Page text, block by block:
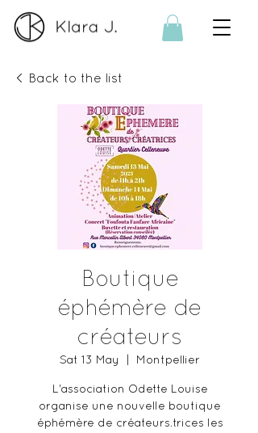
< Back to the list
Boutique
éphémère de
créateurs
Sat 13 May Montpellier
L'association Odette Louise
organise une nouvelle boutique
éphémère de créateurs.trices les